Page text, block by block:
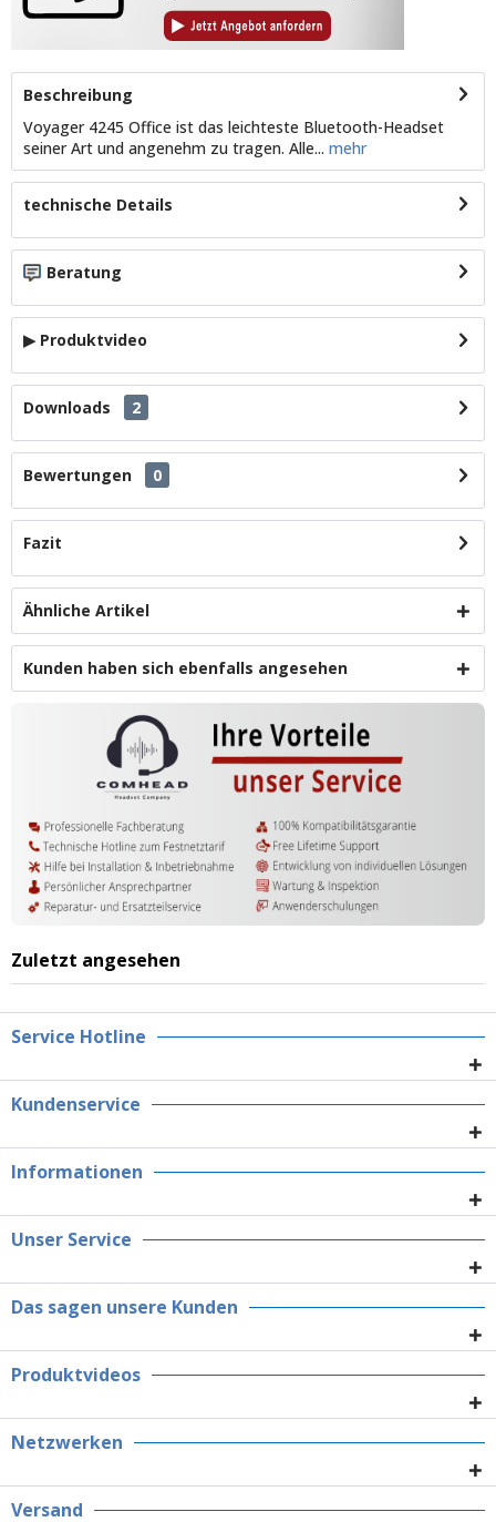
Beschreibung
Voyager 4245 Office ist das leichteste Bluetooth-Headset
seiner Art und angenehm zu tragen. Alle... mehr
technische Details
Beratung
▶ Produktvideo
Downloads 2
Bewertungen 0
Fazit
Ähnliche Artikel
Kunden haben sich ebenfalls angesehen
Zuletzt angesehen
Service Hotline
Kundenservice
Informationen
Unser Service
Das sagen unsere Kunden
Produktvideos
Netzwerken
Versand